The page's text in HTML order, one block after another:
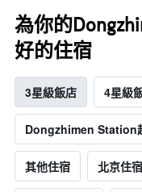
為你的
好的住宿
3星級飯店 4星級
Dongzhimen Station
其他住宿 北京住宿